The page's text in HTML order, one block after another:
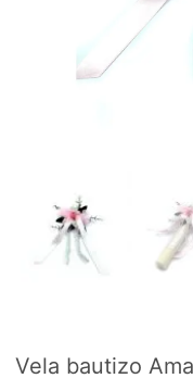
Vela bautizo